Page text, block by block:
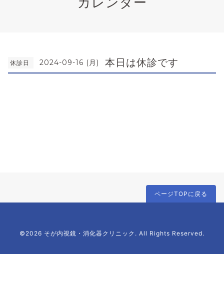
休診日 2024-09-16 (月) 本日は休診です
ページTOPに戻る
©2026 そが内視鏡・消化器クリニック. All Rights Reserved.